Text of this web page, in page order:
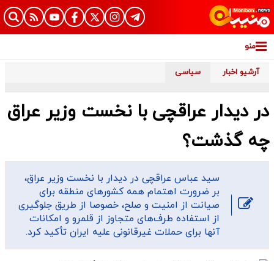
منو
آرشیو اخبار سیاسی
در دیدار عراقچی با نخست وزیر عراق
چه گذشت؟
سید عباس عراقچی در دیدار با نخست وزیر عراق،
بر ضرورت اهتمام همه کشورهای منطقه برای
صیانت از امنیت و صلح، خصوصا از طریق جلوگیری
از استفاده طرف‌های متجاوز از قلمرو و امکانات
آنها برای حملات غیرقانونی علیه ایران تأکید کرد.